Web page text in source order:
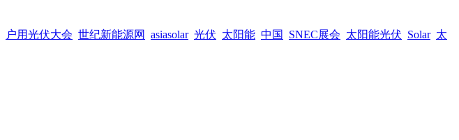
户用光伏大会 世纪新能源网 asiasolar 光伏 太阳能 中国 SNEC展会 太阳能光伏 Solar 太